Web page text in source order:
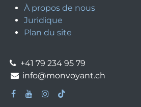
À propos de nous
Juridique
Plan du site
+41 79 234 95 79
info@monvoyant.ch